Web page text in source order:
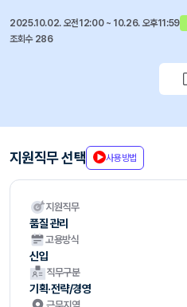
2025.10.02. 오전12:00 ~ 10.26. 오후11:59
조회수 286
지원직무 선택 사용방법
지원직무
품질 관리
고용방식
신입
직무구분
기획·전략/경영